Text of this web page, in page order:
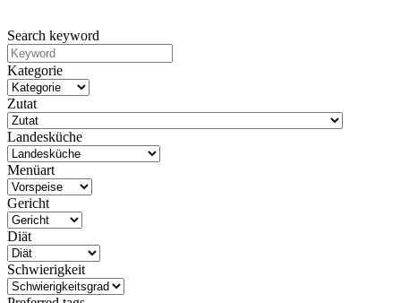
Search keyword
Kategorie
Zutat
Landesküche
Menüart
Gericht
Diät
Schwierigkeit